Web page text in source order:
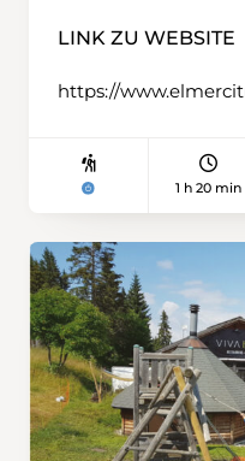
LINK ZU WEBSITE
https://
1 h 20 min